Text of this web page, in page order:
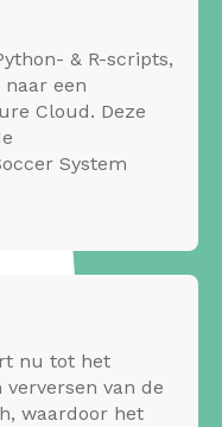
& R-scripts,
een
Cloud. Deze
System
nu tot het
van de
waardoor het